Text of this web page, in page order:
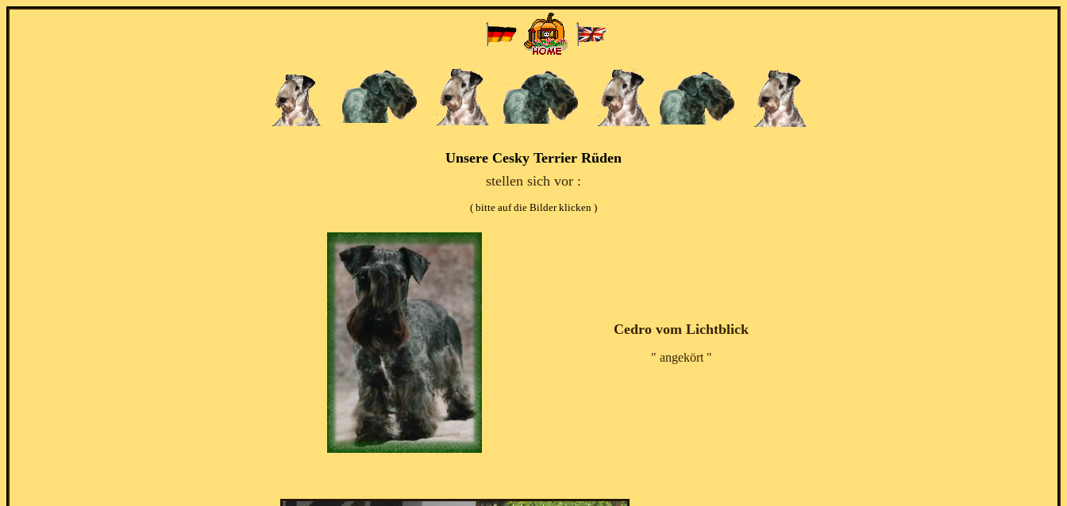
Unsere Cesky Terrier Rüden
stellen sich vor :
( bitte auf die Bilder klicken )
Cedro vom Lichtblick
" angekört "